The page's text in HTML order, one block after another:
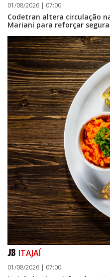
01/08/2026 | 07:00
Codetran altera circulação
Mariani para reforçar
ITAJAÍ
01/08/2026 | 07:00